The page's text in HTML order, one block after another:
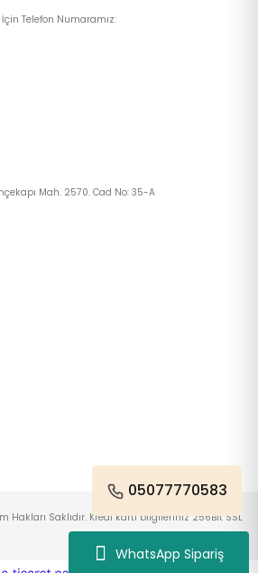
WhatsApp Sipariş
Telefon Numaramız:
Mah. 2570. Cad No: 35-A
05077770583
Hakları Saklıdır. Kredi kartı bilgileriniz 256Bit SSL